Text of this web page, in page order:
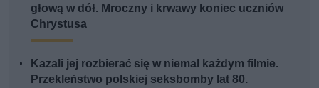
głową w dół. Mroczny i krwawy koniec uczniów
Chrystusa
Kazali jej rozbierać się w niemal każdym filmie.
Przekleństwo polskiej seksbomby lat 80.